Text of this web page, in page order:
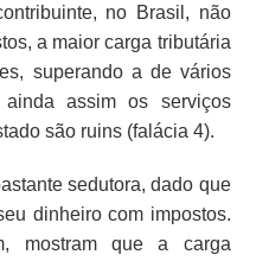
no Brasil, não
a maior carga tributária
superando a de vários
assim os serviços
são ruins (falácia 4).
sedutora, dado que
dinheiro com impostos.
mostram que a carga